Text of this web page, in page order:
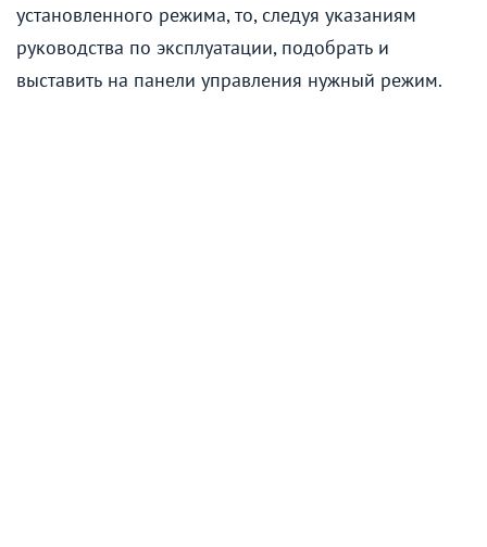
установленного режима, то, следуя указаниям
руководства по эксплуатации, подобрать и
выставить на панели управления нужный режим.